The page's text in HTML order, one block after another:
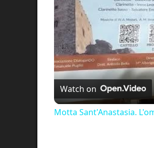
Watch on
Motta Sant'Anastasia.